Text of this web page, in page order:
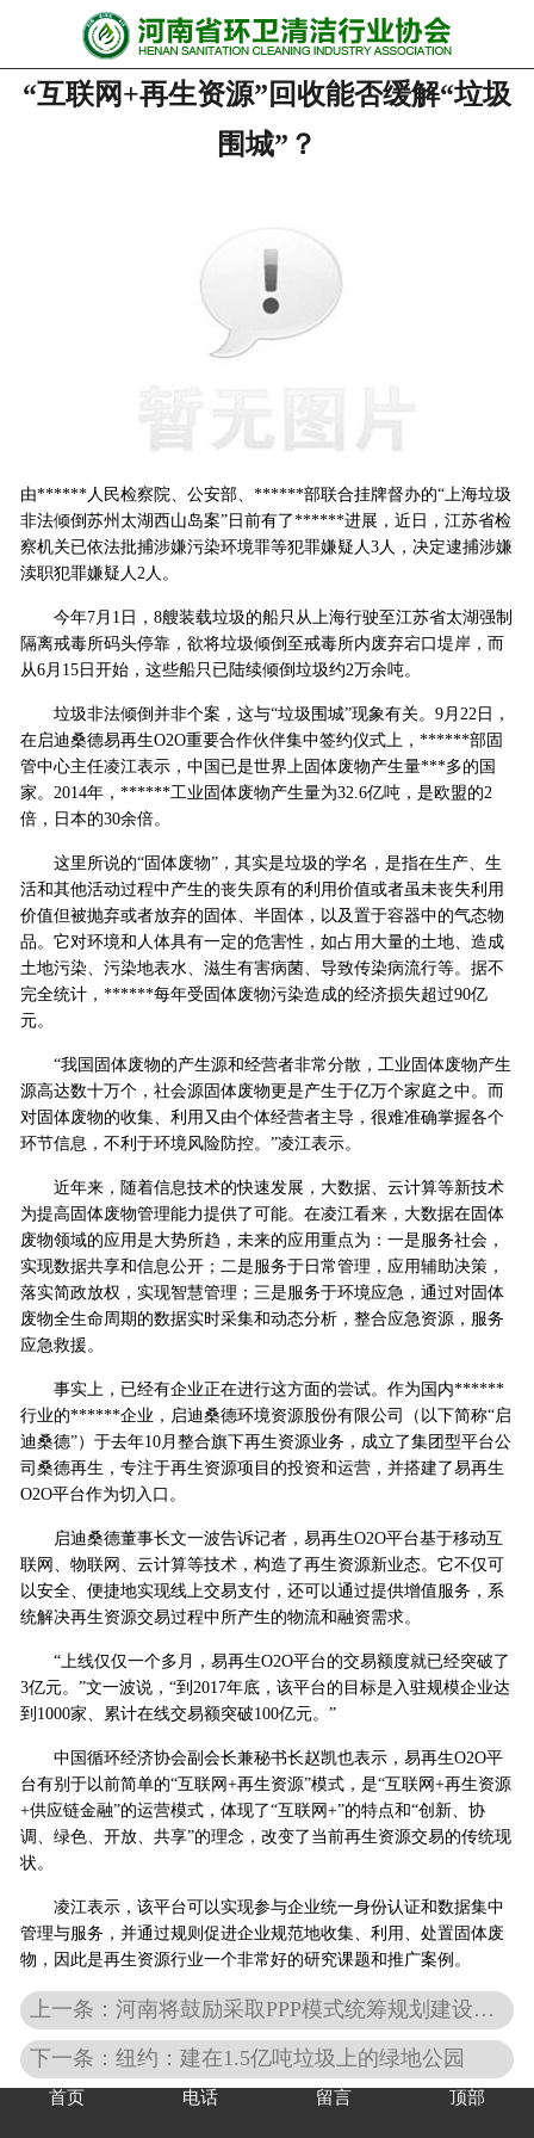
网站首页
协会动态
关于协会
联系我们
“互联网+再生资源”回收能否缓解“垃圾
围城”？
由******人民检察院、公安部、******部联合挂牌督办的“上海垃圾
非法倾倒苏州太湖西山岛案”日前有了******进展，近日，江苏省检
察机关已依法批捕涉嫌污染环境罪等犯罪嫌疑人3人，决定逮捕涉嫌
渎职犯罪嫌疑人2人。
今年7月1日，8艘装载垃圾的船只从上海行驶至江苏省太湖强制
隔离戒毒所码头停靠，欲将垃圾倾倒至戒毒所内废弃宕口堤岸，而
从6月15日开始，这些船只已陆续倾倒垃圾约2万余吨。
垃圾非法倾倒并非个案，这与“垃圾围城”现象有关。9月22日，
在启迪桑德易再生O2O重要合作伙伴集中签约仪式上，******部固
管中心主任凌江表示，中国已是世界上固体废物产生量***多的国
家。2014年，******工业固体废物产生量为32.6亿吨，是欧盟的2
倍，日本的30余倍。
这里所说的“固体废物”，其实是垃圾的学名，是指在生产、生
活和其他活动过程中产生的丧失原有的利用价值或者虽未丧失利用
价值但被抛弃或者放弃的固体、半固体，以及置于容器中的气态物
品。它对环境和人体具有一定的危害性，如占用大量的土地、造成
土地污染、污染地表水、滋生有害病菌、导致传染病流行等。据不
完全统计，******每年受固体废物污染造成的经济损失超过90亿
元。
“我国固体废物的产生源和经营者非常分散，工业固体废物产生
源高达数十万个，社会源固体废物更是产生于亿万个家庭之中。而
对固体废物的收集、利用又由个体经营者主导，很难准确掌握各个
环节信息，不利于环境风险防控。”凌江表示。
近年来，随着信息技术的快速发展，大数据、云计算等新技术
为提高固体废物管理能力提供了可能。在凌江看来，大数据在固体
废物领域的应用是大势所趋，未来的应用重点为：一是服务社会，
实现数据共享和信息公开；二是服务于日常管理，应用辅助决策，
落实简政放权，实现智慧管理；三是服务于环境应急，通过对固体
废物全生命周期的数据实时采集和动态分析，整合应急资源，服务
应急救援。
事实上，已经有企业正在进行这方面的尝试。作为国内******
行业的******企业，启迪桑德环境资源股份有限公司（以下简称“启
迪桑德”）于去年10月整合旗下再生资源业务，成立了集团型平台公
司桑德再生，专注于再生资源项目的投资和运营，并搭建了易再生
O2O平台作为切入口。
启迪桑德董事长文一波告诉记者，易再生O2O平台基于移动互
联网、物联网、云计算等技术，构造了再生资源新业态。它不仅可
以安全、便捷地实现线上交易支付，还可以通过提供增值服务，系
统解决再生资源交易过程中所产生的物流和融资需求。
“上线仅仅一个多月，易再生O2O平台的交易额度就已经突破了
3亿元。”文一波说，“到2017年底，该平台的目标是入驻规模企业达
到1000家、累计在线交易额突破100亿元。”
中国循环经济协会副会长兼秘书长赵凯也表示，易再生O2O平
台有别于以前简单的“互联网+再生资源”模式，是“互联网+再生资源
+供应链金融”的运营模式，体现了“互联网+”的特点和“创新、协
调、绿色、开放、共享”的理念，改变了当前再生资源交易的传统现
状。
凌江表示，该平台可以实现参与企业统一身份认证和数据集中
管理与服务，并通过规则促进企业规范地收集、利用、处置固体废
物，因此是再生资源行业一个非常好的研究课题和推广案例。
上一条：河南将鼓励采取PPP模式统筹规划建设垃圾处理设施
下一条：纽约：建在1.5亿吨垃圾上的绿地公园
首页 电话 留言 顶部